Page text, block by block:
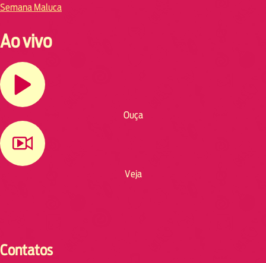
Semana Maluca
Ao vivo
Ouça
Veja
Contatos